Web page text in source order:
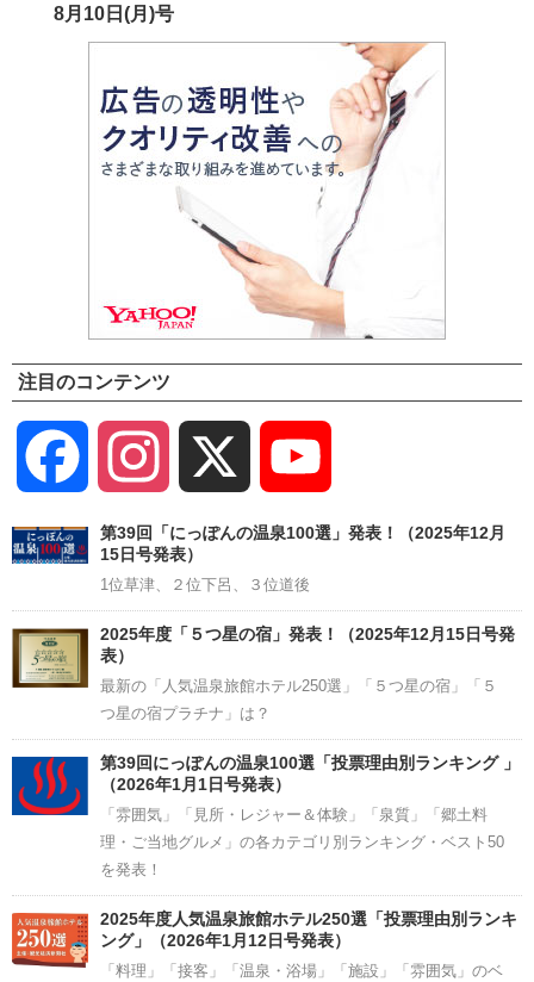
8月10日(月)号
注目のコンテンツ
Facebook Instagram
Channel
第39回「にっぽんの温泉100選」発表！（2025年12月
15日号発表）
1位草津、２位下呂、３位道後
2025年度「５つ星の宿」発表！（2025年12月15日号発
表）
最新の「人気温泉旅館ホテル250選」「５つ星の宿」「５
つ星の宿プラチナ」は？
第39回にっぽんの温泉100選「投票理由別ランキング 」
（2026年1月1日号発表）
「雰囲気」「見所・レジャー＆体験」「泉質」「郷土料
理・ご当地グルメ」の各カテゴリ別ランキング・ベスト50
を発表！
2025年度人気温泉旅館ホテル250選「投票理由別ランキ
ング」（2026年1月12日号発表）
「料理」「接客」「温泉・浴場」「施設」「雰囲気」のベ